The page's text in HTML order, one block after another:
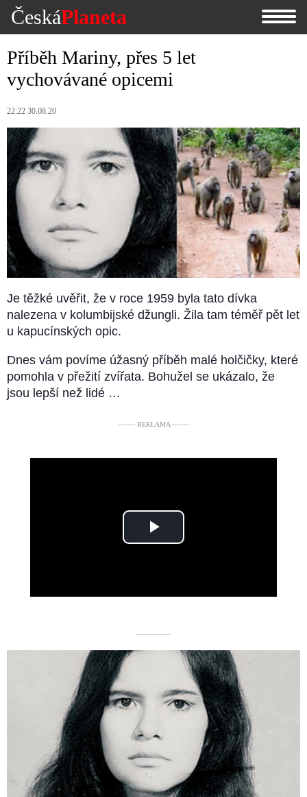
ČeskáPlaneta
Příběh Mariny, přes 5 let
vychovávané opicemi
22:22 30.08.20
Je těžké uvěřit, že v roce 1959 byla tato dívka
nalezena v kolumbijské džungli. Žila tam téměř pět let
u kapucínských opic.
Dnes vám povíme úžasný příběh malé holčičky, které
pomohla v přežití zvířata. Bohužel se ukázalo, že
jsou lepší než lidé …
––––– REKLAMA –––––
Play
––––––––––